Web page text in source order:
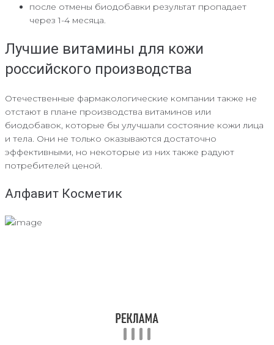
после отмены биодобавки результат пропадает
через 1-4 месяца.
Лучшие витамины для кожи
российского производства
Отечественные фармакологические компании также не
отстают в плане производства витаминов или
биодобавок, которые бы улучшали состояние кожи лица
и тела. Они не только оказываются достаточно
эффективными, но некоторые из них также радуют
потребителей ценой.
Алфавит Косметик